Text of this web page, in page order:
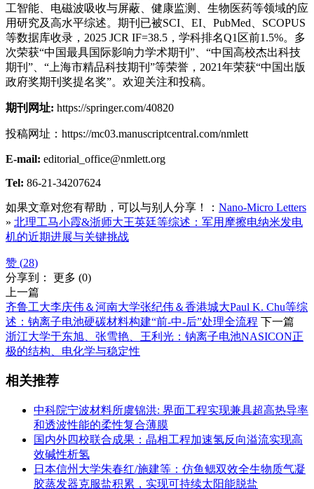
工智能、电磁波吸收与屏蔽、健康监测、生物医药等领域的应
用研究及高水平综述。期刊已被SCI、EI、PubMed、SCOPUS
等数据库收录，2025 JCR IF=38.5，学科排名Q1区前1.5%。多
次荣获“中国最具国际影响力学术期刊”、“中国高校杰出科技
期刊”、“上海市精品科技期刊”等荣誉，2021年荣获“中国出版
政府奖期刊奖提名奖”。欢迎关注和投稿。
期刊网址: https://springer.com/40820
投稿网址：https://mc03.manuscriptcentral.com/nmlett
E-mail: editorial_office@nmlett.org
Tel: 86-21-34207624
如果文章对您有帮助，可以与别人分享！： Nano-Micro Letters
» 北理工马小霞&浙师大王英廷等综述：军用摩擦电纳米发电
机的近期进展与关键挑战
赞 (28)
分享到： 更多 (0)
上一篇
齐鲁工大李庆伟＆河南大学张纪伟＆香港城大Paul K. Chu等综
述：钠离子电池硬碳材料构建“前-中-后”处理全流程 下一篇
浙江大学于东旭、张雪艳、王利光：钠离子电池NASICON正
极的结构、电化学与稳定性
相关推荐
中科院宁波材料所虞锦洪: 界面工程实现兼具超高热导率
和透波性能的柔性复合薄膜
国内外四校联合成果：晶相工程加速氢反向溢流实现高
效碱性析氢
日本信州大学朱春红/施建等：仿鱼鳃双效全生物质气凝
胶蒸发器克服盐积累，实现可持续太阳能脱盐